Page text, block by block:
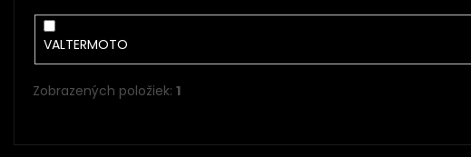
VALTERMOTO
Zobrazených položiek: 1